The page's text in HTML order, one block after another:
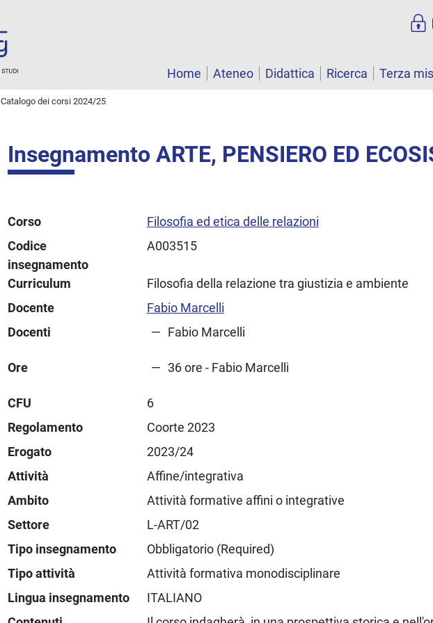
Home
Ateneo Didattica Ricerca Terza
Catalogo dei corsi 2024/25
Insegnamento ARTE, PENSIERO ED
Corso
Filosofia ed etica delle relazioni
Codice
insegnamento
A003515
Curriculum
Filosofia della relazione tra giustizia e ambiente
Docente
Fabio Marcelli
Docenti
Fabio Marcelli
Ore 36 ore - Fabio Marcelli
CFU
6
Regolamento
Coorte 2023
Erogato
2023/24
Attività
Affine/integrativa
Ambito
Attività formative affini o integrative
Settore
L-ART/02
Tipo insegnamento
Obbligatorio (Required)
Tipo attività
Attività formativa monodisciplinare
Lingua insegnamento
ITALIANO